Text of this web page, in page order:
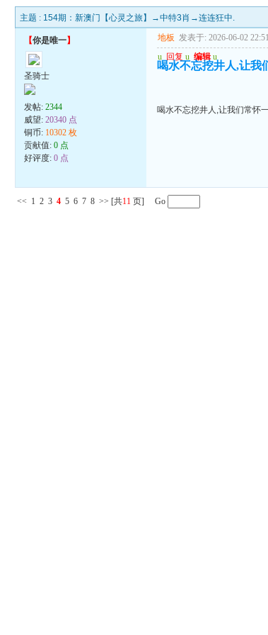
主题 : 154期：新澳门【心灵之旅】→中特3肖→连连狂中.
【你是唯一】
圣骑士
发帖:2344
威望:20340 点
铜币: 10302 枚
贡献值:0 点
好评度:0 点
地板 发表于: 2026-06-02 22:51
u 回复 u 编辑 u
喝水不忘挖井人,让我
喝水不忘挖井人,让我们常怀
<< 1 2 3 4 5 6 7 8 >> [共11 页] Go